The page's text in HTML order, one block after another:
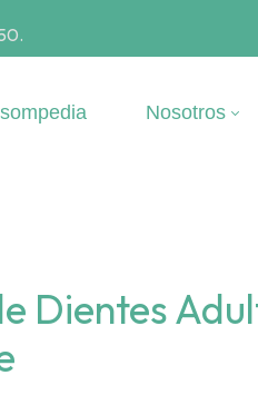
Nosotros
Dientes